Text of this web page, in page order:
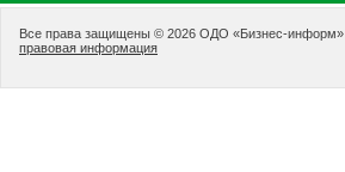
Все права защищены © 2026 ОДО «Бизнес-информ»
правовая информация